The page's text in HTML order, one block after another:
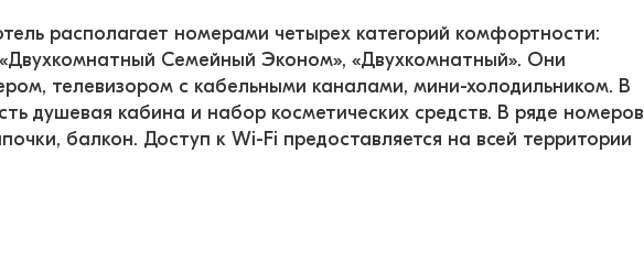
располагает номерами четырех категорий комфортности:
Семейный Эконом», «Двухкомнатный». Они
телевизором с кабельными каналами, мини-холодильником. В
душевая кабина и набор косметических средств. В ряде номеров
балкон. Доступ к Wi-Fi предоставляется на всей территории